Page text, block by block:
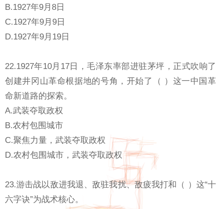
B.1927年9月8日
C.1927年9月9日
D.1927年9月19日
22.1927年10月17日，毛泽东率部进驻茅坪，正式吹响了
创建井冈山革命根据地的号角，开始了（ ）这一中国革
命新道路的探索。
A.武装夺取政权
B.农村包围城市
C.聚焦力量，武装夺取政权
D.农村包围城市，武装夺取政权
23.游击战以敌进我退、敌驻我扰、敌疲我打和（ ）这“十
六字诀”为战术核心。